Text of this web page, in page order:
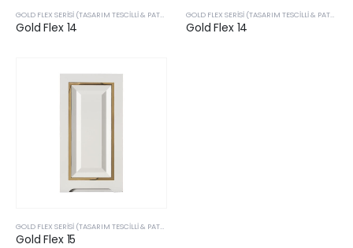
GOLD FLEX SERISI (TASARIM TESCILLI & PATENTLI ÜRÜLERIMIZ)
Gold Flex 14
GOLD FLEX SERISI (TASARIM TESCILLI & PATENTLI ÜRÜLERIMIZ)
Gold Flex 14
GOLD FLEX SERISI (TASARIM TESCILLI & PATENTLI ÜRÜLERIMIZ)
Gold Flex 15